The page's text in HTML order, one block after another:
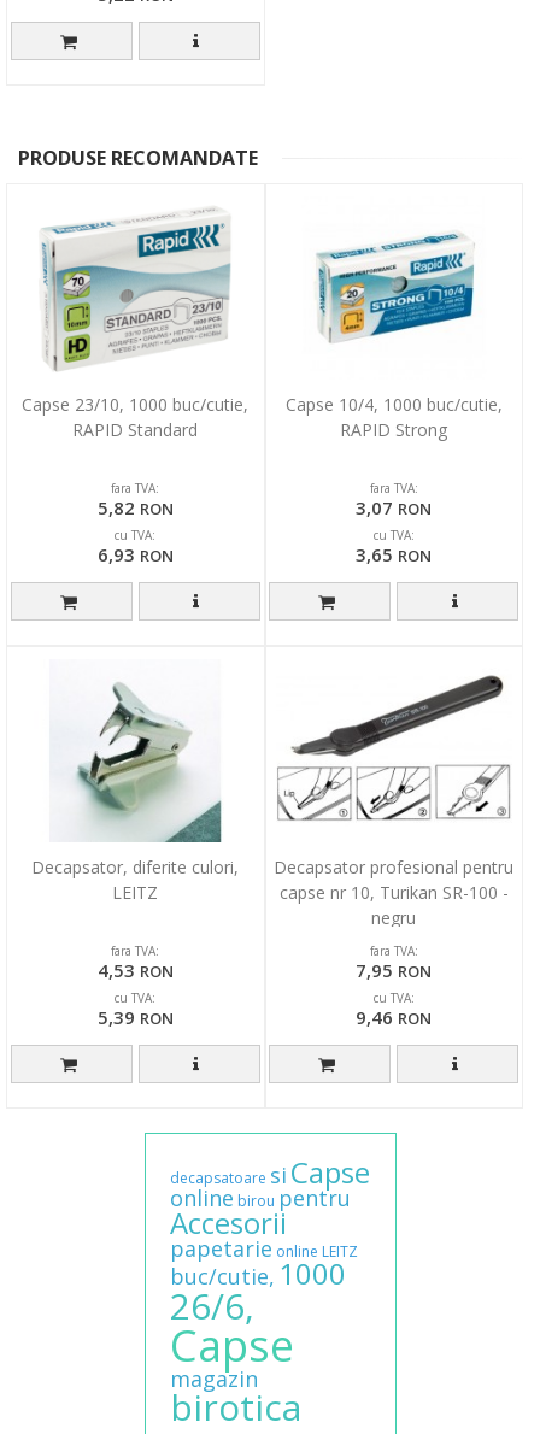
PRODUSE RECOMANDATE
Capse 23/10, 1000 buc/cutie,
RAPID Standard
fara TVA:
5,82 RON
cu TVA:
6,93 RON
Capse 10/4, 1000 buc/cutie,
RAPID Strong
fara TVA:
3,07 RON
cu TVA:
3,65 RON
Decapsator, diferite culori,
LEITZ
fara TVA:
4,53 RON
cu TVA:
5,39 RON
Decapsator profesional pentru
capse nr 10, Turikan SR-100 -
negru
fara TVA:
7,95 RON
cu TVA:
9,46 RON
decapsatoare si Capse
online birou pentru
Accesorii
papetarie online LEITZ
buc/cutie, 1000
26/6,
Capse
magazin
birotica